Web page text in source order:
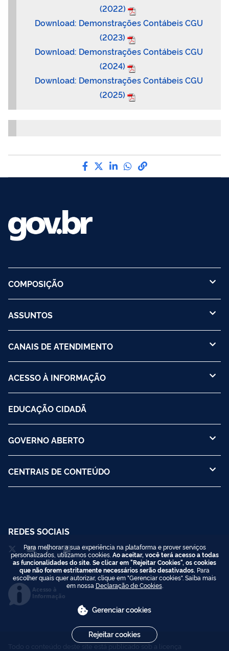
(2022)
Download: Demonstrações Contábeis CGU
(2023)
Download: Demonstrações Contábeis CGU
(2024)
Download: Demonstrações Contábeis CGU
(2025)
Compartilhe por Facebook
Compartilhe por Twitter
Compartilhe por
Compartilhe por
link para Copiar
COMPOSIÇÃO
ASSUNTOS
CANAIS DE ATENDIMENTO
ACESSO À INFORMAÇÃO
EDUCAÇÃO CIDADÃ
GOVERNO ABERTO
CENTRAIS DE CONTEÚDO
REDES SOCIAIS
Acesso à
Informação
Todo o conteúdo deste site está publicado sob a licença
Para melhorar a sua experiência na plataforma e prover serviços
personalizados, utilizamos cookies. Ao aceitar, você terá acesso a todas
as funcionalidades do site. Se clicar em "Rejeitar Cookies", os cookies
que não forem estritamente necessários serão desativados. Para
escolher quais quer autorizar, clique em "Gerenciar cookies". Saiba mais
em nossa Declaração de Cookies.
Gerenciar cookies
Rejeitar cookies